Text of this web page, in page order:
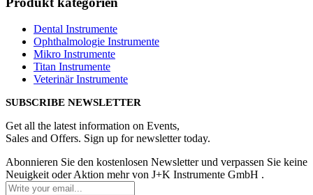
Dental Instrumente
Ophthalmologie Instrumente
Mikro Instrumente
Titan Instrumente
Veterinär Instrumente
SUBSCRIBE NEWSLETTER
Get all the latest information on Events,
Sales and Offers. Sign up for newsletter today.
Abonnieren Sie den kostenlosen Newsletter und verpassen Sie keine
Neuigkeit oder Aktion mehr von J+K Instrumente GmbH .